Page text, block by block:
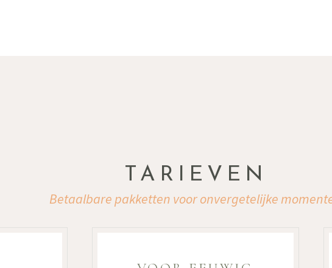
TARIEVEN
Betaalbare pakketten voor onvergetelijke